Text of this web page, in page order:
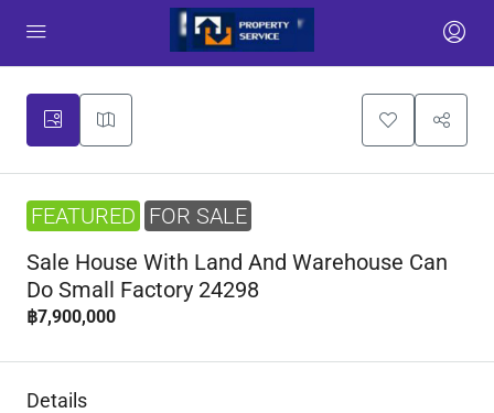
FEATURED FOR SALE
Sale House With Land And Warehouse Can
Do Small Factory 24298
฿7,900,000
Details